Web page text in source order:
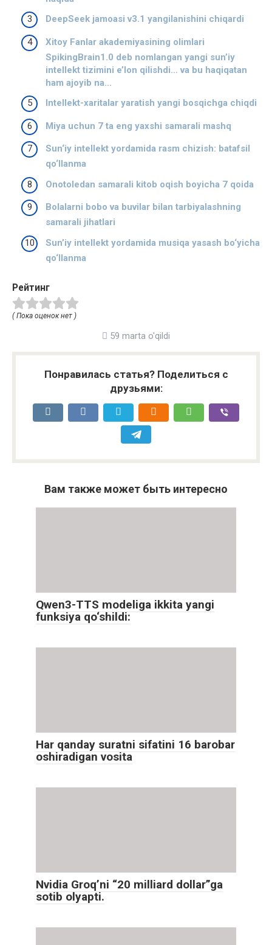
DeepSeek jamoasi v3.1 yangilanishini chiqardi
Xitoy Fanlar akademiyasining olimlari
SpikingBrain1.0 deb nomlangan yangi sun’iy
intellekt tizimini e’lon qilishdi… va bu haqiqatan
ham ajoyib na…
Intellekt-xaritalar yaratish yangi bosqichga chiqdi
Miya uchun 7 ta eng yaxshi samarali mashq
Sun‘iy intellekt yordamida rasm chizish: batafsil
qo‘llanma
Onotoledan samarali kitob oqish boyicha 7 qoida
Bolalarni bobo va buvilar bilan tarbiyalashning
samarali jihatlari
Sun’iy intellekt yordamida musiqa yasash bo‘yicha
qo‘llanma
Рейтинг
( Пока оценок нет )
59 marta o'qildi
Понравилась статья? Поделиться с
друзьями:
Вам также может быть интересно
Qwen3-TTS modeliga ikkita yangi
funksiya qo‘shildi:
Har qanday suratni sifatini 16 barobar
oshiradigan vosita
Nvidia Groq’ni “20 milliard dollar”ga
sotib olyapti.